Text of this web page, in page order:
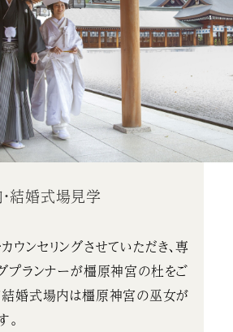
結婚式場見学
ウンセリングさせていただき、専
プランナーが橿原神宮の杜をご
婚式場内は橿原神宮の巫女が
。